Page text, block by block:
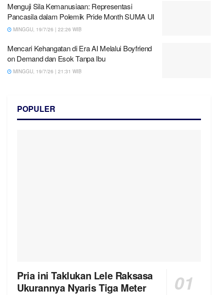
Menguji Sila Kemanusiaan: Representasi
Pancasila dalam Polemik Pride Month SUMA UI
MINGGU, 19/7/26 | 22:26 WIB
Mencari Kehangatan di Era AI Melalui Boyfriend
on Demand dan Esok Tanpa Ibu
MINGGU, 19/7/26 | 21:31 WIB
POPULER
Pria ini Taklukan Lele Raksasa
Ukurannya Nyaris Tiga Meter